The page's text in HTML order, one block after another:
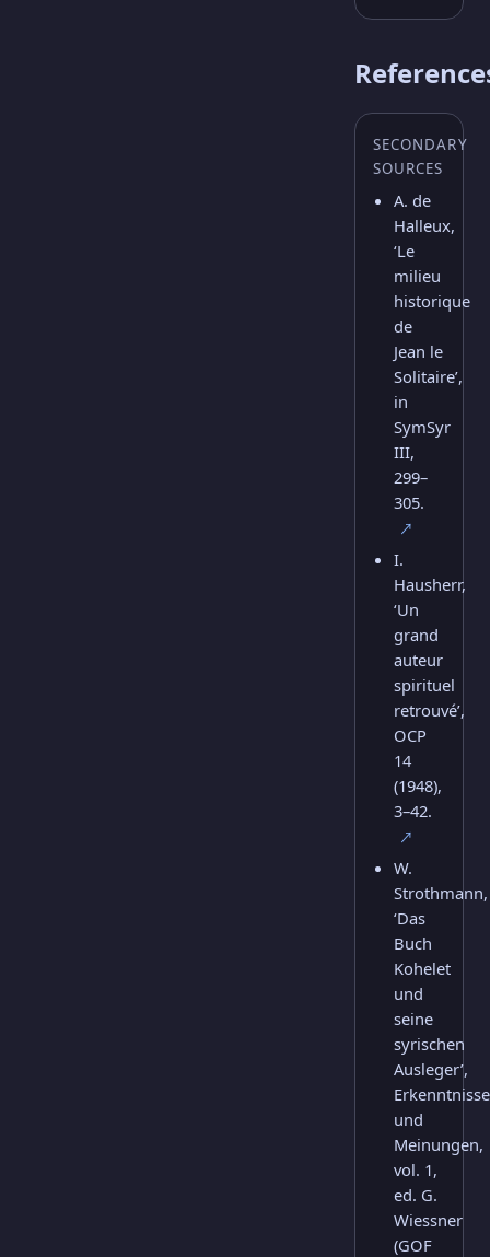
SECONDARY
SOURCES
A. de
Halleux,
‘Le
milieu
historique
de
Jean le
Solitaire’,
in
SymSyr
III,
299–
305.
↗
I.
Hausherr,
‘Un
grand
auteur
spirituel
retrouvé’,
OCP
14
(1948),
3–42.
↗
W.
Strothmann,
‘Das
Buch
Kohelet
und
seine
syrischen
Ausleger’,
Erkenntnisse
und
Meinungen,
vol. 1,
ed. G.
Wiessner
(GOF